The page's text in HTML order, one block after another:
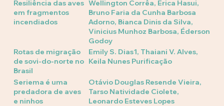
Resiliência das aves
em fragmentos
incendiados
Wellington Corrêa, Erica Hasui,
Bruno Faria da Cunha Barbosa
Adorno, Bianca Dinis da Silva,
Vinicius Munhoz Barbosa, Éderson
Godoy
Rotas de migração
de sovi-do-norte no
Brasil
Emily S. Dias1, Thaiani V. Alves,
Keila Nunes Purificação
Seriema é uma
predadora de aves
e ninhos
Otávio Douglas Resende Vieira,
Tarso Natividade Ciolete,
Leonardo Esteves Lopes